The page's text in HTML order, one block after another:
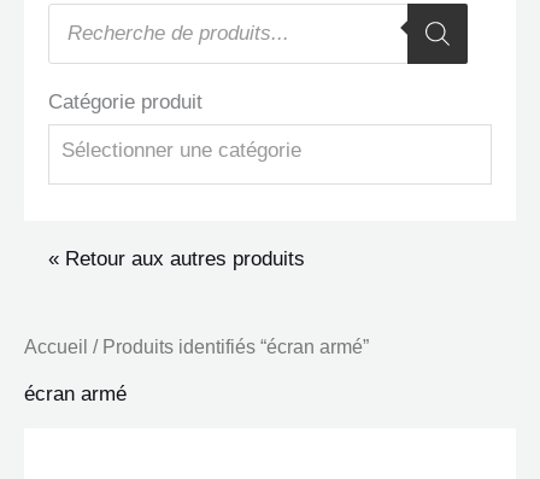
Recherche
de
Catégorie produit
Sélectionner une catégorie
« Retour aux autres produits
Accueil / Produits identifiés “écran armé”
écran armé